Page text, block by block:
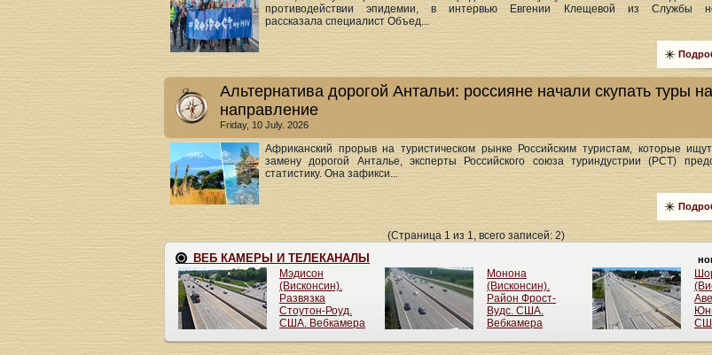
противодействии эпидемии, в интервью Евгении Клещевой из Службы
рассказала специалист Объед...
Альтернатива дорогой Антальи: россияне начали скупать туры
направление
Friday, 10 July. 2026
Африканский прорыв на туристическом рынке Российским туристам, которые
замену дорогой Анталье, эксперты Российского союза туриндустрии (РСТ)
статистику. Она зафикси...
(Страница 1 из 1, всего записей: 2)